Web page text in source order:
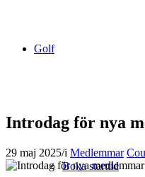
Golf
Boka starttid
Introdag för nya
29 maj 2025/i Medlemmar